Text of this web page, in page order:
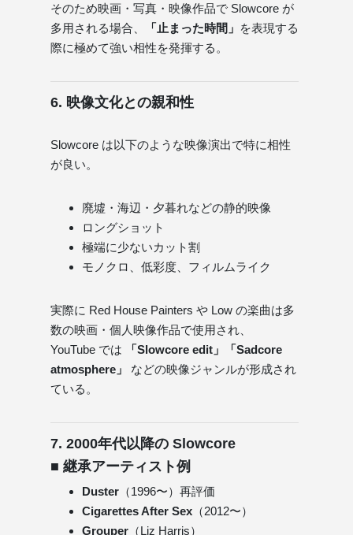
そのため映画・写真・映像作品で Slowcore が
多用される場合、
「止まった時間」 を表現する
際に極めて強い相性を発揮する。
6. 映像文化との親和性
Slowcore は以下のような映像演出で特に相性
が良い。
廃墟・海辺・夕暮れなどの静的映像
ロングショット
極端に少ないカット割
モノクロ、低彩度、フィルムライク
実際に Red House Painters や Low の楽曲は多
数の映画・個人映像作品で使用され、
YouTube では
「Slowcore edit」「Sadcore
atmosphere」
などの映像ジャンルが形成され
ている。
7. 2000年代以降の Slowcore
■ 継承アーティスト例
Duster （1996〜）再評価
Cigarettes After Sex （2012〜）
Grouper （Liz Harris）